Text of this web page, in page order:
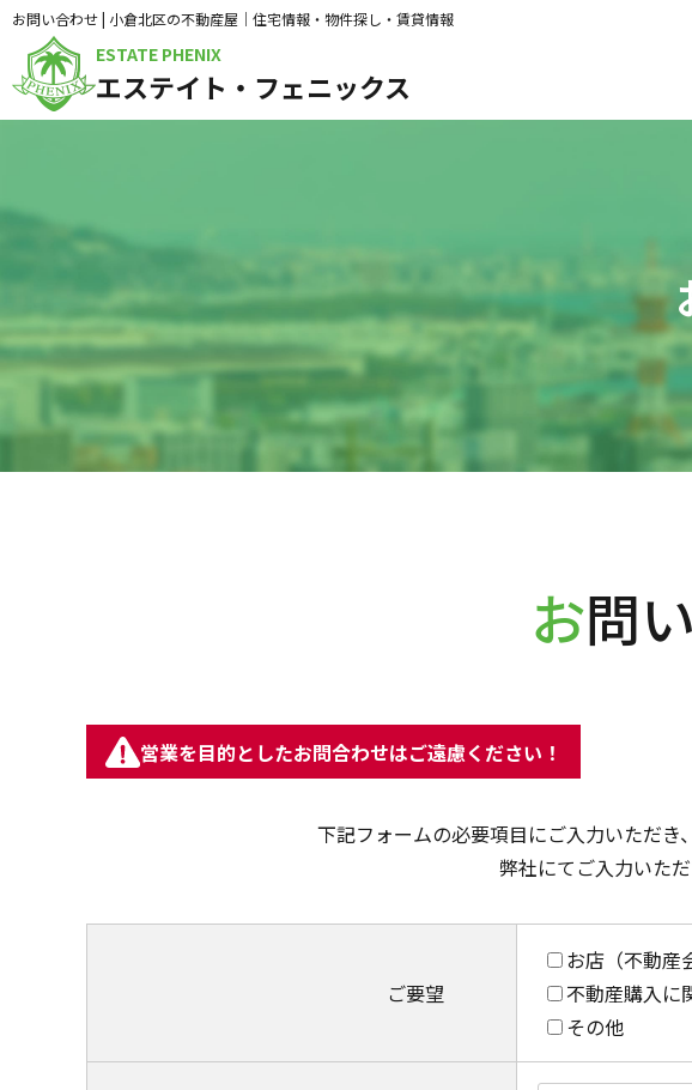
お問い合わせ | 小倉北区の不動産屋｜住宅情報・物件探し・賃貸情報
ESTATE PHENIX
エステイト・フェニックス
お
営業を目的としたお問合わせはご遠慮ください！
下記フォームの必要項目にご入力いただき
弊社にてご入力いた
ご要望
お店（不動産
不動産購入に
その他